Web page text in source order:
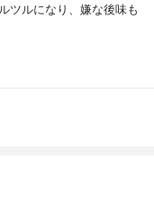
ツルになり、嫌な後味も